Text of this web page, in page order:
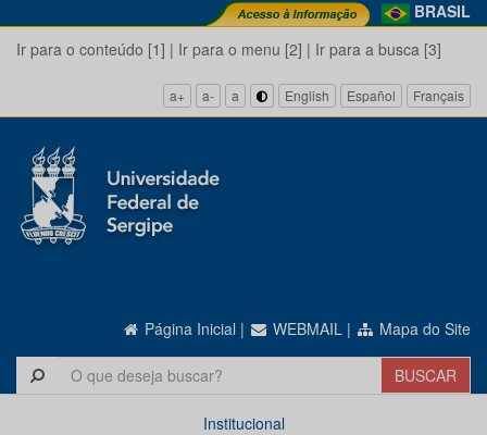
BRASIL
Ir para o conteúdo [1] | Ir para o menu [2] | Ir para a busca [3]
a+ a- a English Español Français
Página Inicial | WEBMAIL | Mapa do Site
Institucional